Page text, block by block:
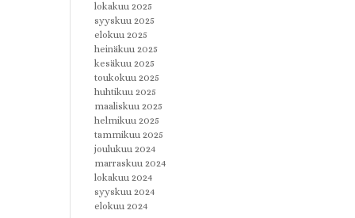
lokakuu 2025
syyskuu 2025
elokuu 2025
heinäkuu 2025
kesäkuu 2025
toukokuu 2025
huhtikuu 2025
maaliskuu 2025
helmikuu 2025
tammikuu 2025
joulukuu 2024
marraskuu 2024
lokakuu 2024
syyskuu 2024
elokuu 2024